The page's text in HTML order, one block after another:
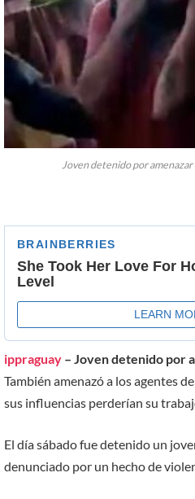
Joven detenido por
ippraguay – Joven detenido por
También amenazó a los agentes
sus influencias perderían su
El día sábado fue detenido un
denunciado por un hecho de